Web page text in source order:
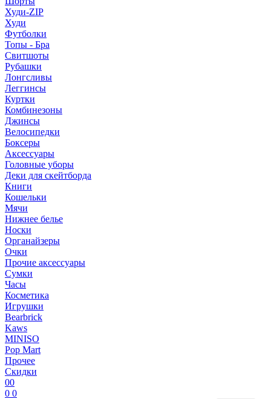
Худи-ZIP
Худи
Футболки
Топы - Бра
Свитшоты
Рубашки
Лонгсливы
Леггинсы
Куртки
Комбинезоны
Джинсы
Велосипедки
Боксеры
Аксессуары
Головные уборы
Деки для скейтборда
Книги
Кошельки
Мячи
Нижнее белье
Носки
Органайзеры
Очки
Прочие аксессуары
Сумки
Часы
Косметика
Игрушки
Bearbrick
Kaws
MINISO
Pop Mart
Прочее
Скидки
00
0 0